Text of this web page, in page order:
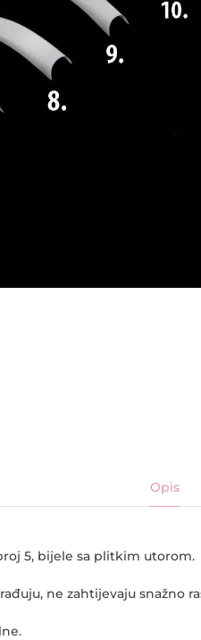
Opis
5, bijele sa plitkim utorom.
ne zahtijevaju snažno